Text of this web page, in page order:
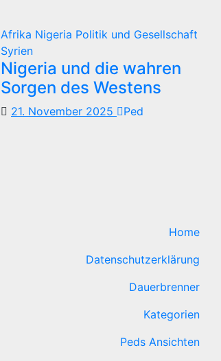
Afrika Nigeria Politik und Gesellschaft
Syrien
Nigeria und die wahren
Sorgen des Westens
21. November 2025 Ped
Home
Datenschutzerklärung
Dauerbrenner
Kategorien
Peds Ansichten